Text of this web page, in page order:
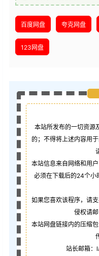
百度网盘 夸克网盘
123网盘
本站所发布的一切资源
的；不得将上述内容用
本站信息来自网络和用
必须在下载后的24个小
如果您喜欢该程序，请
侵权请邮
本站网盘链接内的压缩
站长邮箱：